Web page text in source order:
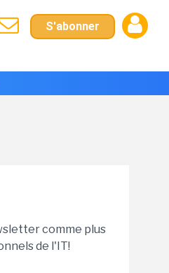
S'abonner
comme plus
de l'IT!